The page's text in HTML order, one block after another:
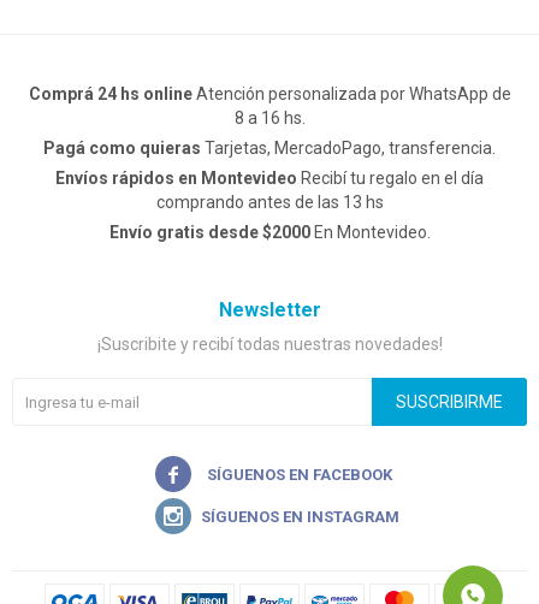
Comprá 24 hs onlineAtención personalizada por WhatsApp de
8 a 16 hs.
Pagá como quieras Tarjetas, MercadoPago, transferencia.
Envíos rápidos en Montevideo Recibí tu regalo en el día
comprando antes de las 13 hs
Envío gratis desde $2000En Montevideo.
Newsletter
¡Suscribite y recibí todas nuestras novedades!
SUSCRIBIRME

